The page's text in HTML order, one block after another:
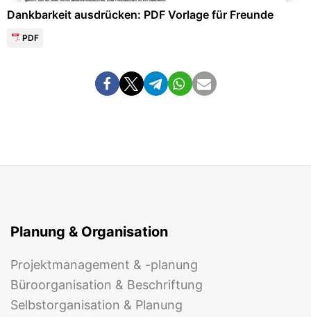
Dankbarkeit ausdrücken: PDF Vorlage für Freunde
PDF
Planung & Organisation
Projektmanagement & -planung
Büroorganisation & Beschriftung
Selbstorganisation & Planung